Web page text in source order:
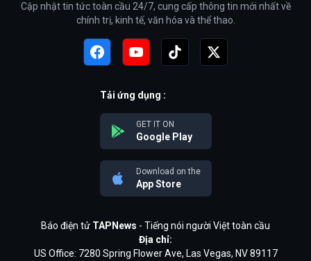
Cập nhật tin tức toàn cầu 24/7, cung cấp thông tin mới nhất về
chính trị, kinh tế, văn hóa và thể thao.
Tải ứng dụng :
GET IT ON
Google Play
Download on the
App Store
Báo điện tử TAPNews - Tiếng nói người Việt toàn cầu
Địa chỉ:
US Office: 7280 Spring Flower Ave, Las Vegas, NV 89117